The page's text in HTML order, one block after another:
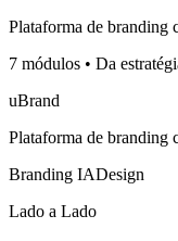
Plataforma de branding
7 módulos • Da
uBrand
Plataforma de branding
Branding IADesign
Lado a Lado